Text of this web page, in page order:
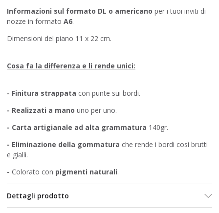
Informazioni sul formato DL o americano per i tuoi inviti di
nozze in formato A6.
Dimensioni del piano 11 x 22 cm.
Cosa fa la differenza e li rende unici:
- Finitura strappata con punte sui bordi.
- Realizzati a mano uno per uno.
- Carta artigianale ad alta grammatura 140gr.
- Eliminazione della gommatura che rende i bordi così brutti
e gialli.
- Colorato con pigmenti naturali.
Dettagli prodotto